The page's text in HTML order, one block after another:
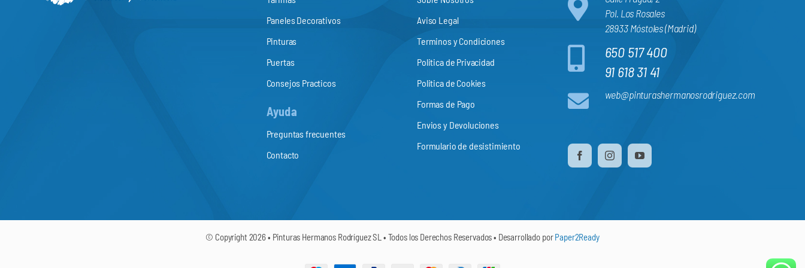
Paneles Decorativos
Pinturas
Puertas
Consejos Practicos
Ayuda
Preguntas frecuentes
Contacto
Aviso Legal
Terminos y Condiciones
Politica de Privacidad
Politica de Cookies
Formas de Pago
Envios y Devoluciones
Formulario de desistimiento
Pol. Los Rosales
28933 Móstoles (Madrid)
650 517 400
91 618 31 41
web@pinturashermanosrodriguez.com
© Copyright 2026 • Pinturas Hermanos Rodríguez SL • Todos los Derechos Reservados • Desarrollado porPaper2Ready